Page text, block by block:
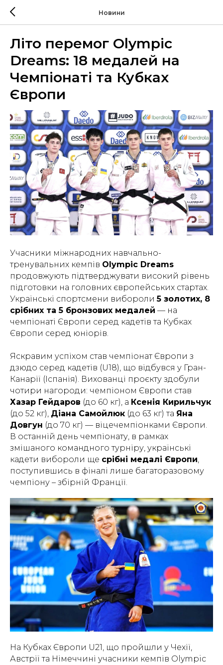
Новини
Літо перемог Olympic
Dreams: 18 медалей на
Чемпіонаті та Кубках
Європи
Учасники міжнародних навчально-
тренувальних кемпів Olympic Dreams
продовжують підтверджувати високий рівень
підготовки на головних європейських стартах.
Українські спортсмени вибороли5 золотих, 8
срібних та 5 бронзових медалей — на
чемпіонаті Європи серед кадетів та Кубках
Європи серед юніорів.
Яскравим успіхом став чемпіонат Європи з
дзюдо серед кадетів (U18), що відбувся у Гран-
Канарії (Іспанія). Вихованці проєкту здобули
чотири нагороди: чемпіоном Європи став
Хазар Гейдаров (до 60 кг), а Ксенія Кирильчук
(до 52 кг), Діана Самойлюк (до 63 кг) та Яна
Довгун (до 70 кг) — віцечемпіонками Європи.
В останній день чемпіонату, в рамках
змішаного командного турніру, українські
кадети вибороли ще срібні медалі Європи,
поступившись в фіналі лише багаторазовому
чемпіону – збірній Франції.
На Кубках Європи U21, що пройшли у Чехії,
Австрії та Німеччині учасники кемпів Olympic